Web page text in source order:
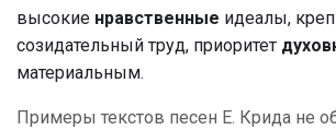
высокие нравственные идеалы,
созидательный труд, приоритет
материальным.
Примеры текстов песен Е. Крида не